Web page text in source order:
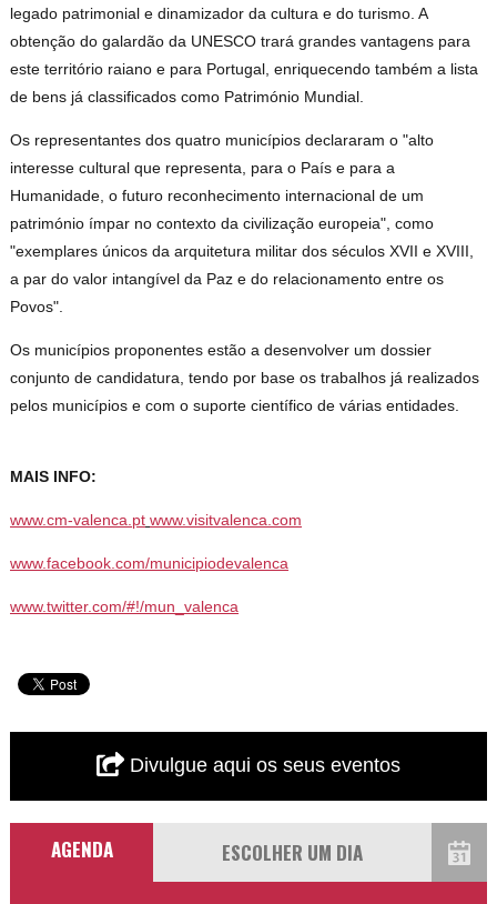
legado patrimonial e dinamizador da cultura e do turismo. A
obtenção do galardão da UNESCO trará grandes vantagens para
este território raiano e para Portugal, enriquecendo também a lista
de bens já classificados como Património Mundial.
Os representantes dos quatro municípios declararam o "alto
interesse cultural que representa, para o País e para a
Humanidade, o futuro reconhecimento internacional de um
património ímpar no contexto da civilização europeia", como
"exemplares únicos da arquitetura militar dos séculos XVII e XVIII,
a par do valor intangível da Paz e do relacionamento entre os
Povos".
Os municípios proponentes estão a desenvolver um dossier
conjunto de candidatura, tendo por base os trabalhos já realizados
pelos municípios e com o suporte científico de várias entidades.
MAIS INFO:
www.cm-valenca.pt www.visitvalenca.com
www.facebook.com/municipiodevalenca
www.twitter.com/#!/mun_valenca
Divulgue aqui os seus eventos
AGENDA